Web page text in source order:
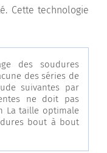
Cette technologie
des soudures
des séries de
suivantes par
ne doit pas
La taille optimale
bout à bout